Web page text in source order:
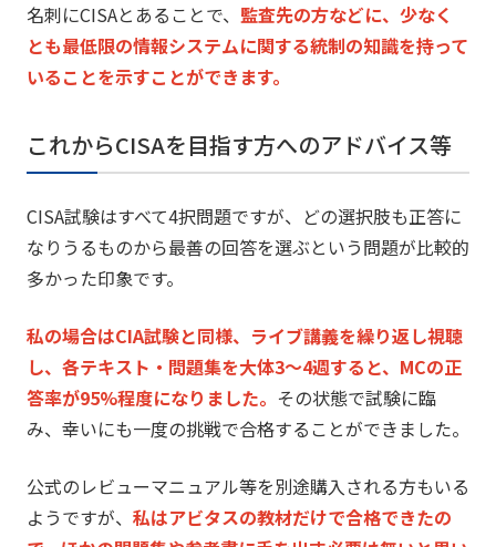
名刺にCISAとあることで、 監査先の方などに、 少なく
とも最低限の情報システムに関する統制の知識を持って
いることを示すことができます。
これからCISAを目指す方へのアドバイス等
CISA試験はすべて4択問題ですが、 どの選択肢も正答に
なりうるものから最善の回答を選ぶという問題が比較的
多かった印象です。
私の場合はCIA試験と同様、ライブ講義を繰り返し視聴
し、 各テキスト・問題集を大体3～4週すると、MCの正
答率が95%程度になりました。 その状態で試験に臨
み、 幸いにも一度の挑戦で合格することができました。
公式のレビューマニュアル等を別途購入される方もいる
ようですが、 私はアビタスの教材だけで合格できたの